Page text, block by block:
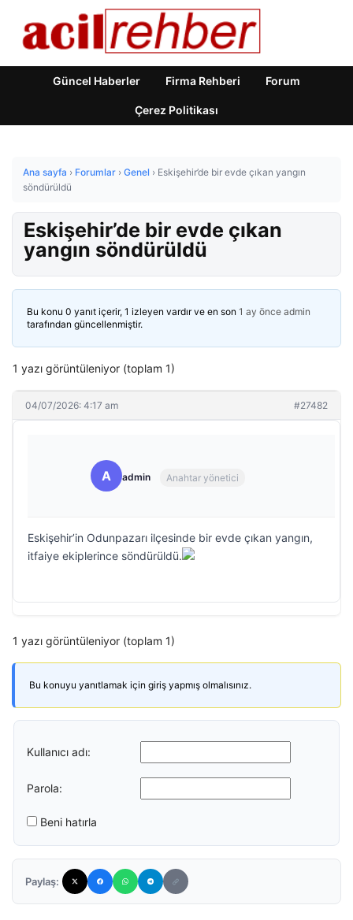
Güncel Haberler Firma Rehberi Forum
Çerez Politikası
Ana sayfa › Forumlar › Genel › Eskişehir’de bir evde çıkan yangın
söndürüldü
Eskişehir’de bir evde çıkan
yangın söndürüldü
Bu konu 0 yanıt içerir, 1 izleyen vardır ve en son 1 ay önce admin
tarafından güncellenmiştir.
1 yazı görüntüleniyor (toplam 1)
04/07/2026: 4:17 am #27482
A admin Anahtar yönetici
Eskişehir’in Odunpazarı ilçesinde bir evde çıkan yangın,
itfaiye ekiplerince söndürüldü.
1 yazı görüntüleniyor (toplam 1)
Bu konuyu yanıtlamak için giriş yapmış olmalısınız.
Kullanıcı adı:
Parola:
Beni hatırla
Paylaş: